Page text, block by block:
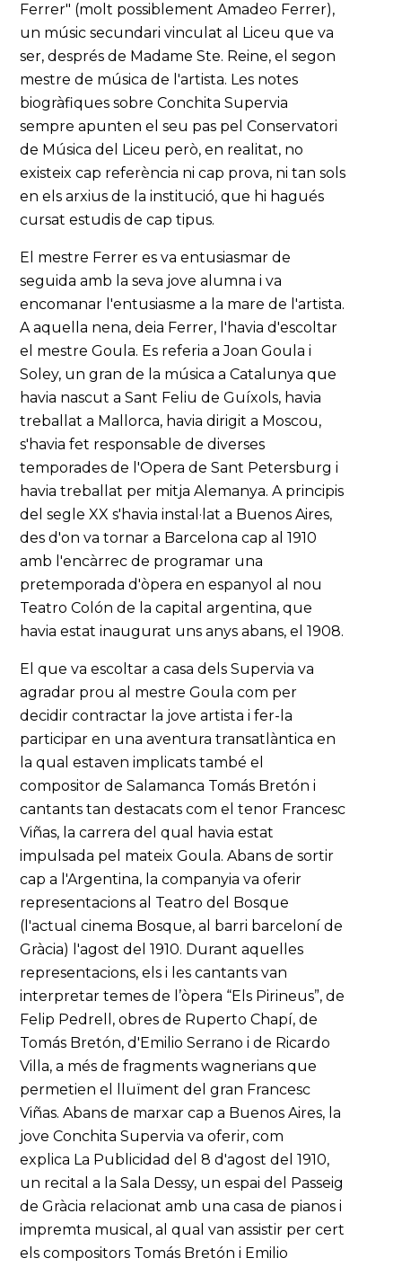
Ferrer" (molt possiblement Amadeo Ferrer),
un músic secundari vinculat al Liceu que va
ser, després de Madame Ste. Reine, el segon
mestre de música de l'artista. Les notes
biogràfiques sobre Conchita Supervia
sempre apunten el seu pas pel Conservatori
de Música del Liceu però, en realitat, no
existeix cap referència ni cap prova, ni tan sols
en els arxius de la institució, que hi hagués
cursat estudis de cap tipus.
El mestre Ferrer es va entusiasmar de
seguida amb la seva jove alumna i va
encomanar l'entusiasme a la mare de l'artista.
A aquella nena, deia Ferrer, l'havia d'escoltar
el mestre Goula. Es referia a Joan Goula i
Soley, un gran de la música a Catalunya que
havia nascut a Sant Feliu de Guíxols, havia
treballat a Mallorca, havia dirigit a Moscou,
s'havia fet responsable de diverses
temporades de l'Opera de Sant Petersburg i
havia treballat per mitja Alemanya. A principis
del segle XX s'havia instal·lat a Buenos Aires,
des d'on va tornar a Barcelona cap al 1910
amb l'encàrrec de programar una
pretemporada d'òpera en espanyol al nou
Teatro Colón de la capital argentina, que
havia estat inaugurat uns anys abans, el 1908.
El que va escoltar a casa dels Supervia va
agradar prou al mestre Goula com per
decidir contractar la jove artista i fer-la
participar en una aventura transatlàntica en
la qual estaven implicats també el
compositor de Salamanca Tomás Bretón i
cantants tan destacats com el tenor Francesc
Viñas, la carrera del qual havia estat
impulsada pel mateix Goula. Abans de sortir
cap a l'Argentina, la companyia va oferir
representacions al Teatro del Bosque
(l'actual cinema Bosque, al barri barceloní de
Gràcia) l'agost del 1910. Durant aquelles
representacions, els i les cantants van
interpretar temes de l’òpera “Els Pirineus”, de
Felip Pedrell, obres de Ruperto Chapí, de
Tomás Bretón, d'Emilio Serrano i de Ricardo
Villa, a més de fragments wagnerians que
permetien el lluïment del gran Francesc
Viñas. Abans de marxar cap a Buenos Aires, la
jove Conchita Supervia va oferir, com
explica La Publicidad del 8 d'agost del 1910,
un recital a la Sala Dessy, un espai del Passeig
de Gràcia relacionat amb una casa de pianos i
impremta musical, al qual van assistir per cert
els compositors Tomás Bretón i Emilio